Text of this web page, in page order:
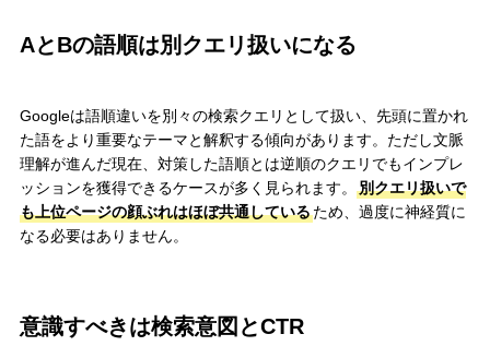
AとBの語順は別クエリ扱いになる
Googleは語順違いを別々の検索クエリとして扱い、先頭に置かれ
た語をより重要なテーマと解釈する傾向があります。ただし文脈
理解が進んだ現在、対策した語順とは逆順のクエリでもインプレ
ッションを獲得できるケースが多く見られます。
別クエリ扱いで
も上位ページの顔ぶれはほぼ共通しているため、過度に神経質に
なる必要はありません。
意識すべきは検索意図とCTR